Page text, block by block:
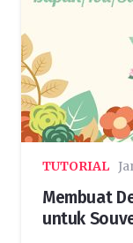
TUTORIAL
Membuat
untuk